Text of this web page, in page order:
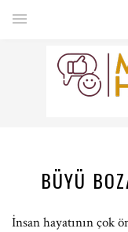
BÜYÜ
İnsan hayatının çok